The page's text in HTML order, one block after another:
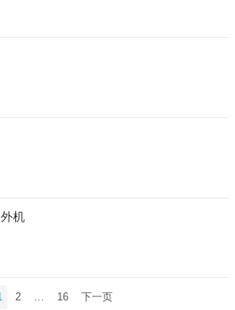
机
2 16 下一页